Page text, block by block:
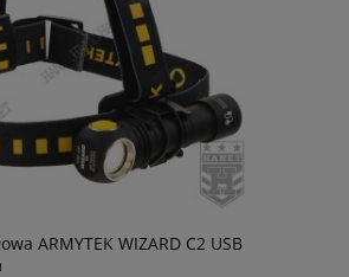
ARMYTEK WIZARD C2 USB